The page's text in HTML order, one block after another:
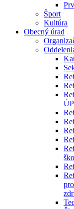
Šport
Kultúra
Obecný úrad